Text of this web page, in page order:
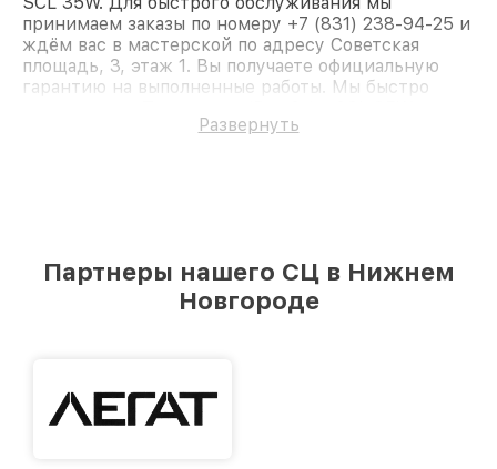
принимаем заказы по номеру +7 (831) 238-94-25 и
ждём вас в мастерской по адресу Советская
площадь, 3, этаж 1. Вы получаете официальную
гарантию на выполненные работы. Мы быстро
Развернуть
Партнеры нашего СЦ в Нижнем
Новгороде